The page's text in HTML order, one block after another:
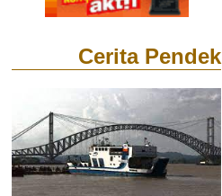
Cerita Pendek